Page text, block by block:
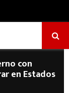
con
en Estados